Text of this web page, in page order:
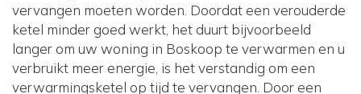
vervangen moeten worden. Doordat een verouderde
ketel minder goed werkt, het duurt bijvoorbeeld
langer om uw woning in Boskoop te verwarmen en u
verbruikt meer energie, is het verstandig om een
verwarmingsketel op tijd te vervangen. Door een